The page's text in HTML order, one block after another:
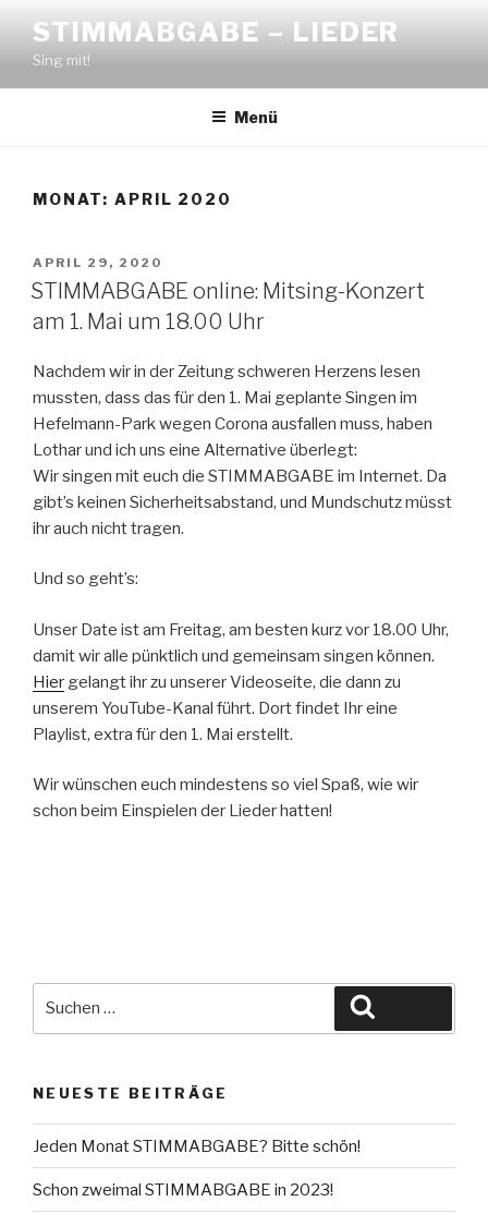
Inhalt
springen
STIMMABGABE – LIEDER
Sing mit!
Menü
MONAT: APRIL 2020
VERÖFFENTLICHT
AM
APRIL 29, 2020
STIMMABGABE online: Mitsing-Konzert
am 1. Mai um 18.00 Uhr
Nachdem wir in der Zeitung schweren Herzens lesen
mussten, dass das für den 1. Mai geplante Singen im
Hefelmann-Park wegen Corona ausfallen muss, haben
Lothar und ich uns eine Alternative überlegt:
Wir singen mit euch die STIMMABGABE im Internet. Da
gibt’s keinen Sicherheitsabstand, und Mundschutz müsst
ihr auch nicht tragen.
Und so geht’s:
Unser Date ist am Freitag, am besten kurz vor 18.00 Uhr,
damit wir alle pünktlich und gemeinsam singen können.
Hier gelangt ihr zu unserer Videoseite, die dann zu
unserem YouTube-Kanal führt. Dort findet Ihr eine
Playlist, extra für den 1. Mai erstellt.
Wir wünschen euch mindestens so viel Spaß, wie wir
schon beim Einspielen der Lieder hatten!
NEUESTE BEITRÄGE
Jeden Monat STIMMABGABE? Bitte schön!
Schon zweimal STIMMABGABE in 2023!